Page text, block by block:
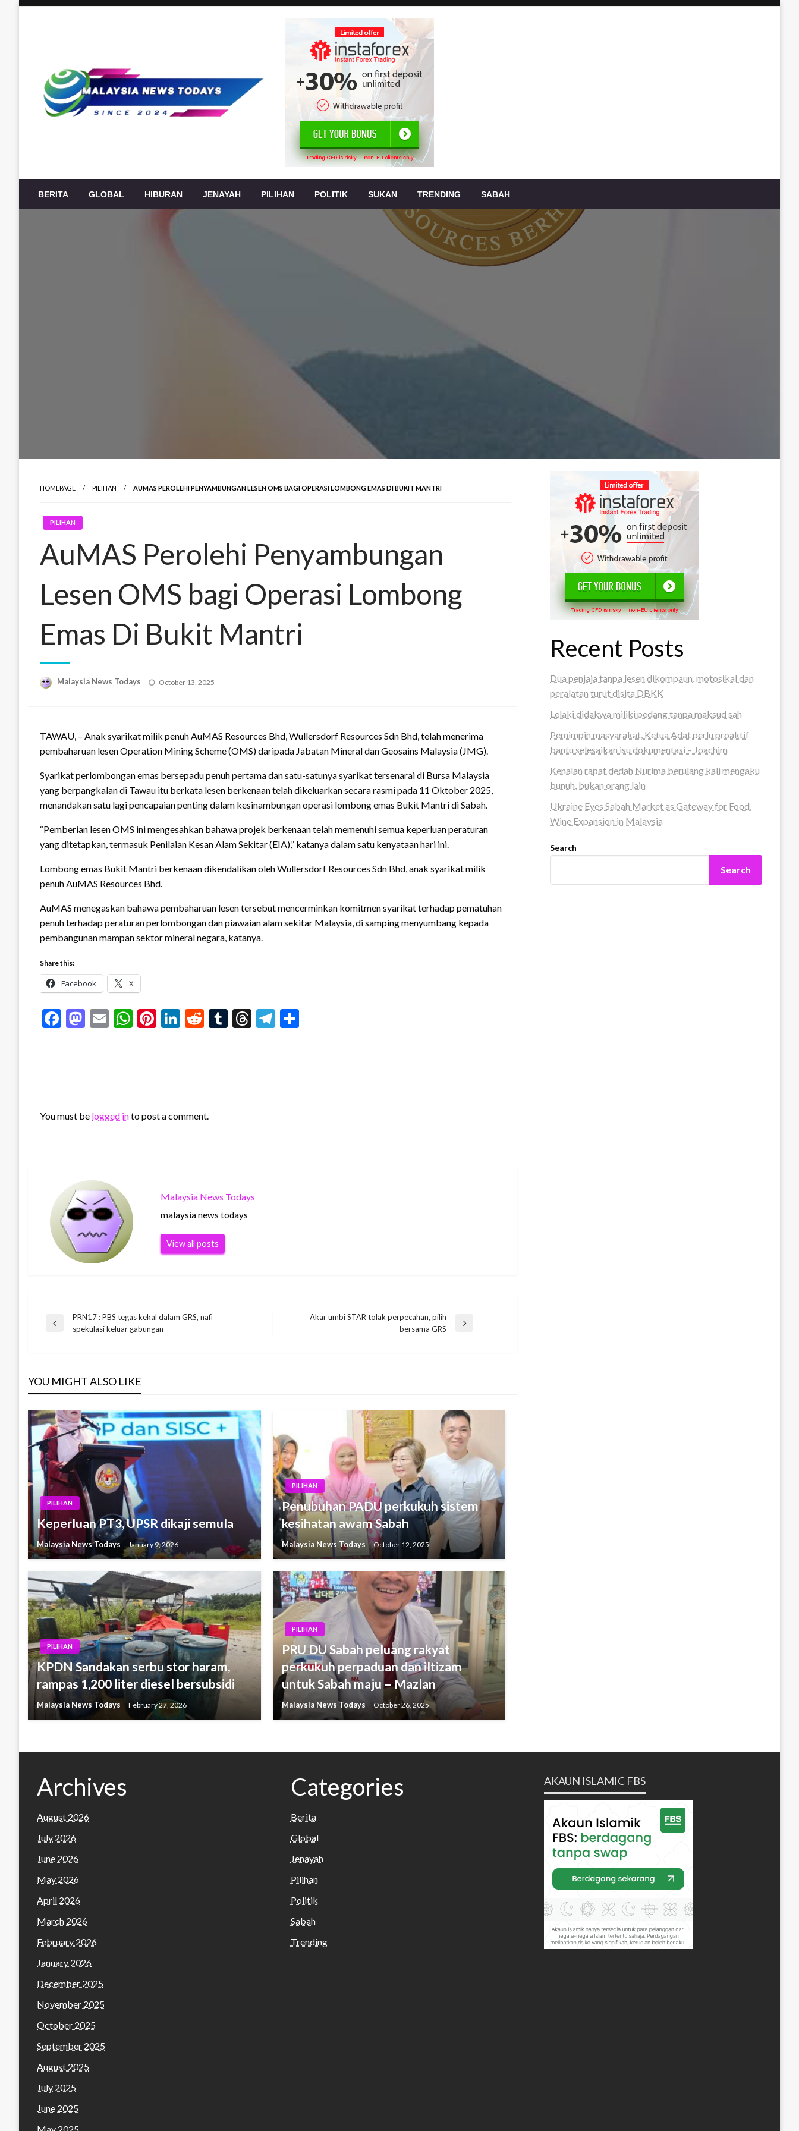
Berita Terkini Malaysia, politik, ekonomi, sukan, hiburan, jenayah,
BERITA GLOBAL HIBURAN JENAYAH PILIHAN POLITIK SUKAN TRENDING SABAH
HOMEPAGE PILIHAN AUMAS PEROLEHI PENYAMBUNGAN LESEN OMS BAGI OPERASI LOMBONG EMAS DI BUKIT MANTRI
PILIHAN
AuMAS Perolehi Penyambungan
Lesen OMS bagi Operasi Lombong
Emas Di Bukit Mantri
Malaysia News Todays
Posted
October 13, 2025
TAWAU, – Anak syarikat milik penuh AuMAS Resources Bhd, Wullersdorf Resources Sdn Bhd, telah menerima
pembaharuan lesen Operation Mining Scheme (OMS) daripada Jabatan Mineral dan Geosains Malaysia (JMG).
Syarikat perlombongan emas bersepadu penuh pertama dan satu-satunya syarikat tersenarai di Bursa Malaysia
yang berpangkalan di Tawau itu berkata lesen berkenaan telah dikeluarkan secara rasmi pada 11 Oktober 2025,
menandakan satu lagi pencapaian penting dalam kesinambungan operasi lombong emas Bukit Mantri di Sabah.
“Pemberian lesen OMS ini mengesahkan bahawa projek berkenaan telah memenuhi semua keperluan peraturan
yang ditetapkan, termasuk Penilaian Kesan Alam Sekitar (EIA),” katanya dalam satu kenyataan hari ini.
Lombong emas Bukit Mantri berkenaan dikendalikan oleh Wullersdorf Resources Sdn Bhd, anak syarikat milik
penuh AuMAS Resources Bhd.
AuMAS menegaskan bahawa pembaharuan lesen tersebut mencerminkan komitmen syarikat terhadap pematuhan
penuh terhadap peraturan perlombongan dan piawaian alam sekitar Malaysia, di samping menyumbang kepada
pembangunan mampan sektor mineral negara, katanya.
Share this:
Facebook X
Facebook
Mastodon
EmailWhatsApp
Pinterest
LinkedIn
RedditTumblr
Threads
Telegram
You must be logged into post a comment.
Malaysia News Todays
malaysia news todays
View all posts
Post
Previous
PRN17 : PBS tegas kekal dalam GRS, nafi
spekulasi keluar gabungan
Akar umbi STAR tolak perpecahan, pilih
bersama GRS
YOU MIGHT ALSO LIKE
PILIHAN
Keperluan PT3, UPSR dikaji semula
Malaysia News Todays January 9, 2026
PILIHAN
Penubuhan PADU perkukuh sistem
kesihatan awam Sabah
Malaysia News Todays October 12, 2025
PILIHAN
KPDN Sandakan serbu stor haram,
rampas 1,200 liter diesel bersubsidi
Malaysia News Todays February 27, 2026
PILIHAN
PRU DU Sabah peluang rakyat
perkukuh perpaduan dan iltizam
untuk Sabah maju – Mazlan
Malaysia News Todays October 26, 2025
Recent Posts
Dua penjaja tanpa lesen dikompaun, motosikal dan
peralatan turut disita DBKK
Lelaki didakwa miliki pedang tanpa maksud sah
Pemimpin masyarakat, Ketua Adat perlu proaktif
bantu selesaikan isu dokumentasi – Joachim
Kenalan rapat dedah Nurima berulang kali mengaku
bunuh, bukan orang lain
Ukraine Eyes Sabah Market as Gateway for Food,
Wine Expansion in Malaysia
Search
Search
Archives
August 2026
July 2026
June 2026
May 2026
April 2026
March 2026
February 2026
January 2026
December 2025
November 2025
October 2025
September 2025
August 2025
July 2025
June 2025
Categories
Berita
Global
Jenayah
Pilihan
Politik
Sabah
Trending
AKAUN ISLAMIC FBS